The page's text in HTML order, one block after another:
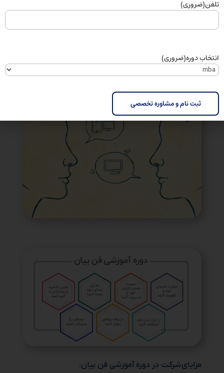
متناسب با مخاطب‌تان به کار می‌گیرید؛
به صحبت‌های شما گوش کنند.
مزایای شرکت در دوره آموزشی فن بیان:
تلفن(ضروری)
انتخاب دوره(ضروری)